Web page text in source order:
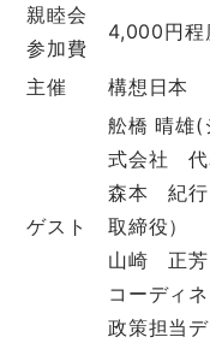
親睦会
参加費
4,000円程
主催 構想日本
ゲスト
舩橋 晴雄(
式会社 代
森本 紀行
取締役）
山崎 正
コーディ
政策担当デ